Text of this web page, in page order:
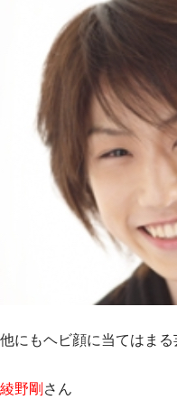
他にもヘビ顔に当てはまる
綾野剛 さん